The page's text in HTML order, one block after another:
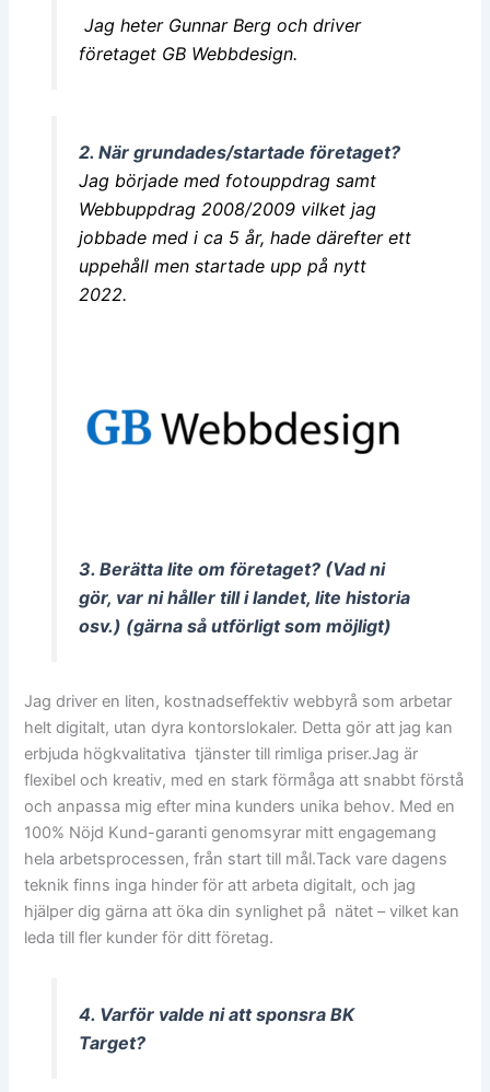
Jag heter Gunnar Berg och driver
företaget GB Webbdesign.
2. När grundades/startade företaget?
Jag började med fotouppdrag samt
Webbuppdrag 2008/2009 vilket jag
jobbade med i ca 5 år, hade därefter ett
uppehåll men startade upp på nytt
2022.
3. Berätta lite om företaget? (Vad ni
gör, var ni håller till i landet, lite historia
osv.) (gärna så utförligt som möjligt)
Jag driver en liten, kostnadseffektiv webbyrå som arbetar
helt digitalt, utan dyra kontorslokaler. Detta gör att jag kan
erbjuda högkvalitativa tjänster till rimliga priser.Jag är
flexibel och kreativ, med en stark förmåga att snabbt förstå
och anpassa mig efter mina kunders unika behov. Med en
100% Nöjd Kund-garanti genomsyrar mitt engagemang
hela arbetsprocessen, från start till mål.Tack vare dagens
teknik finns inga hinder för att arbeta digitalt, och jag
hjälper dig gärna att öka din synlighet på nätet – vilket kan
leda till fler kunder för ditt företag.
4. Varför valde ni att sponsra BK
Target?